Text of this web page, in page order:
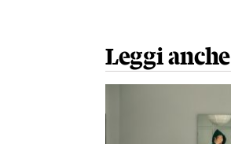
Leggi anche